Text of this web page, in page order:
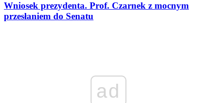
Wniosek prezydenta. Prof. Czarnek z mocnym
przesłaniem do Senatu
ad